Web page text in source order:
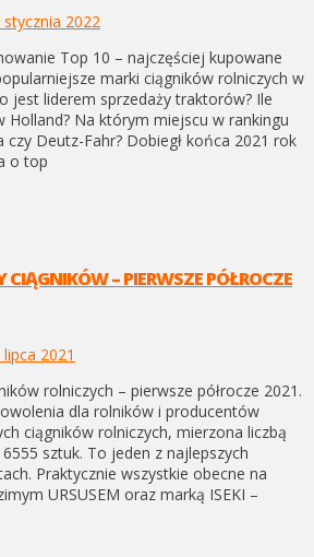
stycznia 2022
Top 10 – najczęściej kupowane
marki ciągników rolniczych w
jest liderem sprzedaży traktorów? Ile
Holland? Na którym miejscu w rankingu
czy Deutz-Fahr? Dobiegł końca 2021 rok
o top
CIĄGNIKÓW – PIERWSZE PÓŁROCZE
lipca 2021
rolniczych – pierwsze półrocze 2021.
dla rolników i producentów
ciągników rolniczych, mierzona liczbą
sztuk. To jeden z najlepszych
Praktycznie wszystkie obecne na
URSUSEM oraz marką ISEKI –